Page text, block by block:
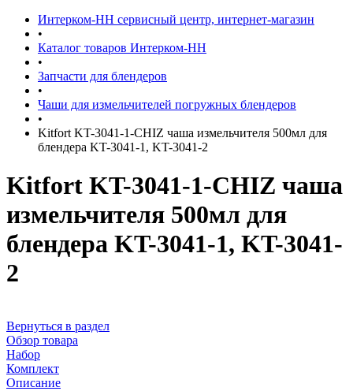
Интерком-НН сервисный центр, интернет-магазин
•
Каталог товаров Интерком-НН
•
Запчасти для блендеров
•
Чаши для измельчителей погружных блендеров
•
Kitfort KT-3041-1-CHIZ чаша измельчителя 500мл для
блендера KT-3041-1, KT-3041-2
Kitfort KT-3041-1-CHIZ чаша
измельчителя 500мл для
блендера KT-3041-1, KT-3041-
2
Вернуться в раздел
Обзор товара
Набор
Комплект
Описание